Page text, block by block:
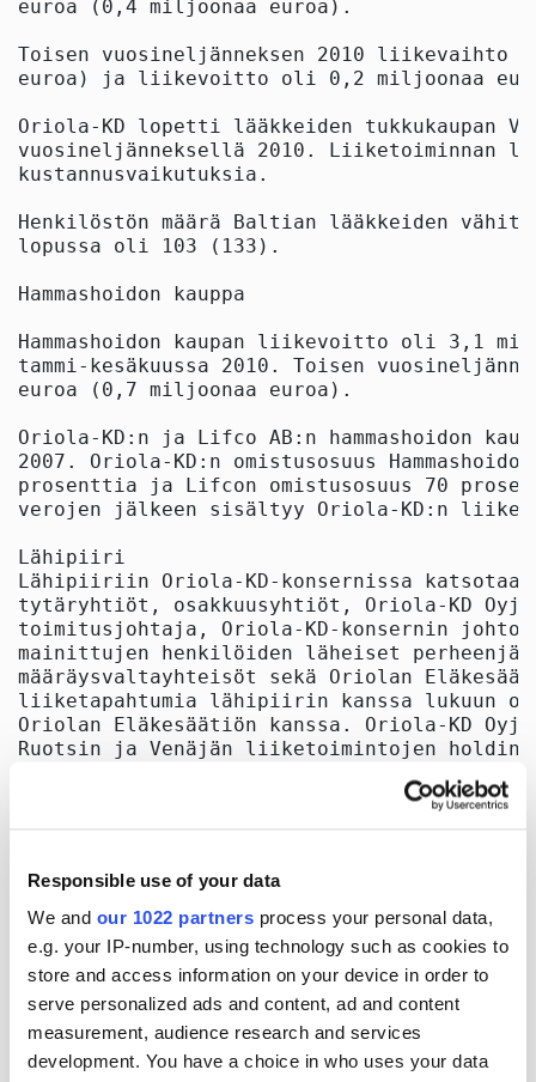
Responsible use of your data
We and our 1022 partners process your personal data,
e.g. your IP-number, using technology such as cookies to
store and access information on your device in order to
serve personalized ads and content, ad and content
measurement, audience research and services
development. You have a choice in who uses your data